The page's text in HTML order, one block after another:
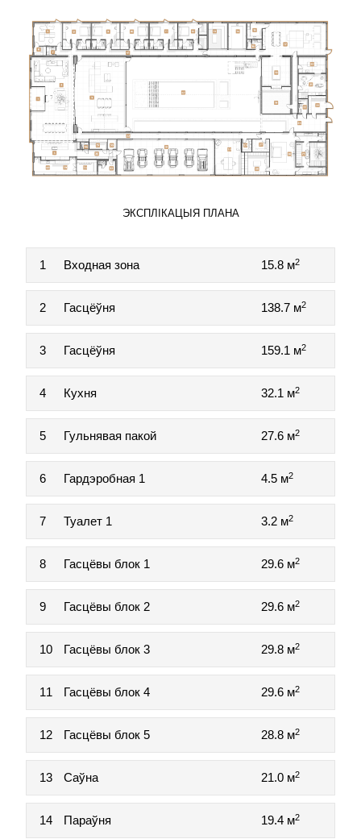
ЭКСПЛІКАЦЫЯ ПЛАНА
1 Входная зона 15.8 м2
2 Гасцёўня 138.7 м2
3 Гасцёўня 159.1 м2
4 Кухня 32.1 м2
5 Гульнявая пакой 27.6 м2
6 Гардэробная 1 4.5 м2
7 Туалет 1 3.2 м2
8 Гасцёвы блок 1 29.6 м2
9 Гасцёвы блок 2 29.6 м2
10 Гасцёвы блок 3 29.8 м2
11 Гасцёвы блок 4 29.6 м2
12 Гасцёвы блок 5 28.8 м2
13 Саўна 21.0 м2
14 Параўня 19.4 м2